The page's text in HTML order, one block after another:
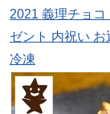
2021 義理チョ
ゼント 内祝い
冷凍